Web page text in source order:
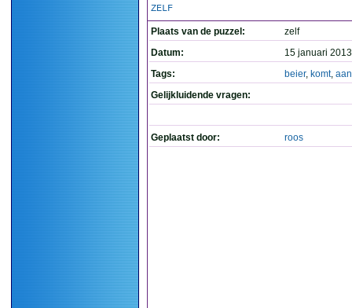
ZELF
Plaats van de puzzel:
zelf
Datum:
15 januari
Tags:
beier, komt,
Gelijkluidende vragen:
Geplaatst door: roos